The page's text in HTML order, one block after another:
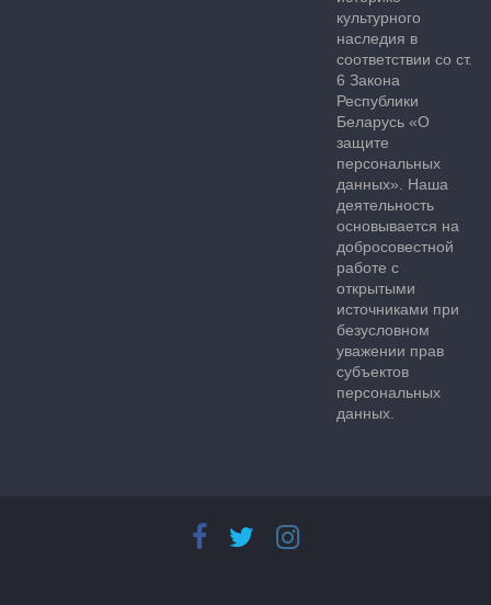
культурного
наследия в
соответствии со ст.
6 Закона
Республики
Беларусь «О
защите
персональных
данных». Наша
деятельность
основывается на
добросовестной
работе с
открытыми
источниками при
безусловном
уважении прав
субъектов
персональных
данных.